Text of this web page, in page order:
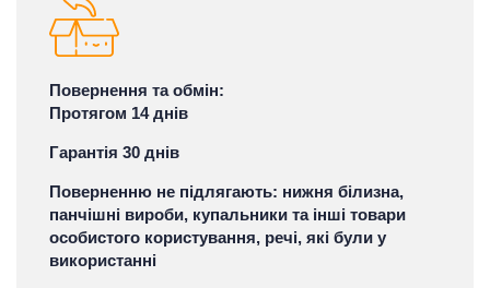
Повернення та обмін:
Протягом 14 днів
Гарантія 30 днів
Поверненню не підлягають: нижня білизна,
панчішні вироби, купальники та інші товари
особистого користування, речі, які були у
використанні